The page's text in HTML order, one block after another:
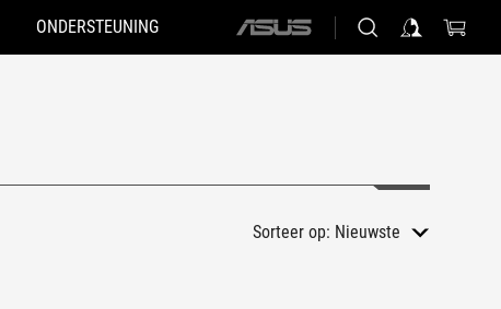
ONDERSTEUNING
ASUS
Sorteer op: Nieuwste